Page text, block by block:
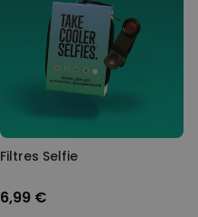
Filtres Selfie
6,99 €